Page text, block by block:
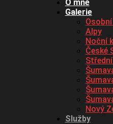
O mně
Galerie
Alpy
Noční
České
Nový
Služby